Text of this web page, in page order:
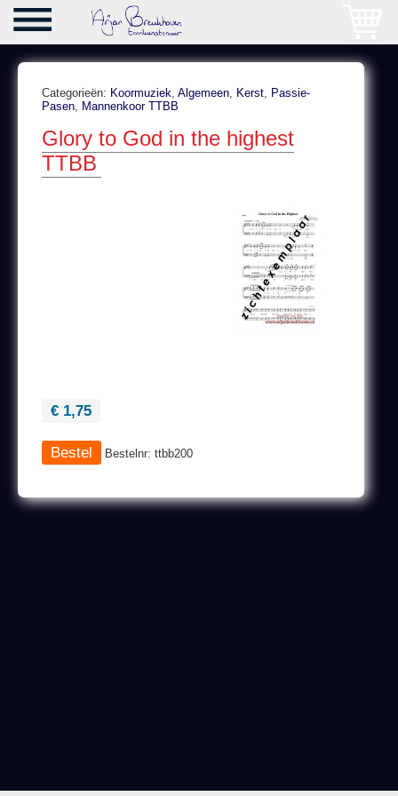
Categorieën: Koormuziek, Algemeen, Kerst, Passie-
Pasen, Mannenkoor TTBB
Glory to God in the highest
TTBB
€ 1,75
Bestelnr: ttbb200